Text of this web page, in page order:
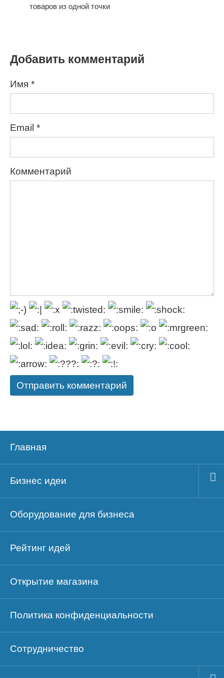
товаров из одной точки
Добавить комментарий
Имя *
Email *
Комментарий
Главная
Бизнес идеи
Оборудование для бизнеса
Рейтинг идей
Открытие магазина
Политика конфиденциальности
Сотрудничество